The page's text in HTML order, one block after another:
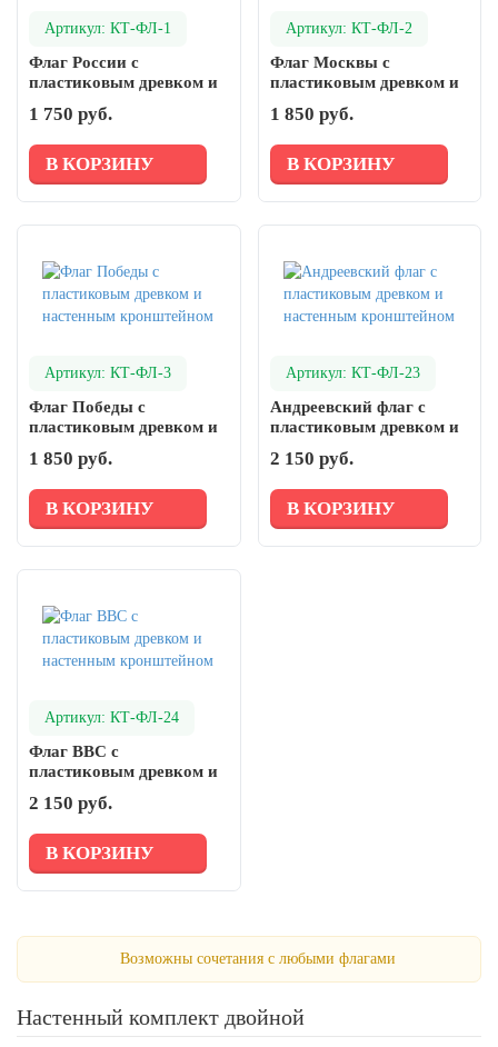
Артикул: КТ-ФЛ-1
Флаг России с
пластиковым древком и
1 750 руб.
В КОРЗИНУ
Артикул: КТ-ФЛ-2
Флаг Москвы с
пластиковым древком и
1 850 руб.
В КОРЗИНУ
Артикул: КТ-ФЛ-3
Флаг Победы с
пластиковым древком и
1 850 руб.
В КОРЗИНУ
Артикул: КТ-ФЛ-23
Андреевский флаг с
пластиковым древком и
2 150 руб.
В КОРЗИНУ
Артикул: КТ-ФЛ-24
Флаг ВВС с
пластиковым древком и
2 150 руб.
В КОРЗИНУ
Возможны сочетания с любыми флагами
Настенный комплект двойной